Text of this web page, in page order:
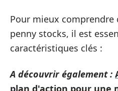
Pour mieux comprendre
penny stocks, il est
caractéristiques clés :
A découvrir également :
plan d'action pour une